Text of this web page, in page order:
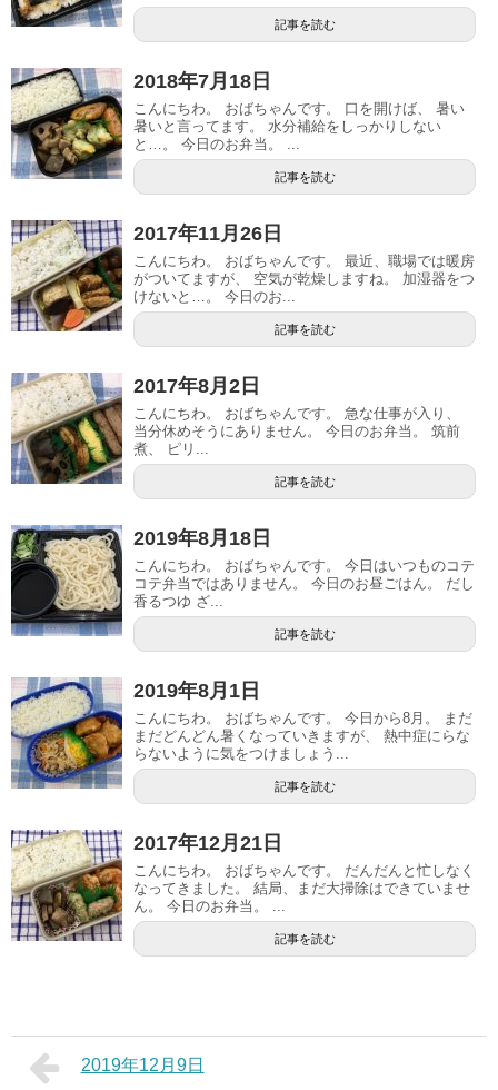
記事を読む
2018年7月18日
こんにちわ。 おばちゃんです。 口を開けば、 暑い
暑いと言ってます。 水分補給をしっかりしない
と…。 今日のお弁当。 ...
記事を読む
2017年11月26日
こんにちわ。 おばちゃんです。 最近、職場では暖房
がついてますが、 空気が乾燥しますね。 加湿器をつ
けないと…。 今日のお...
記事を読む
2017年8月2日
こんにちわ。 おばちゃんです。 急な仕事が入り、
当分休めそうにありません。 今日のお弁当。 筑前
煮、 ピリ...
記事を読む
2019年8月18日
こんにちわ。 おばちゃんです。 今日はいつものコテ
コテ弁当ではありません。 今日のお昼ごはん。 だし
香るつゆ ざ...
記事を読む
2019年8月1日
こんにちわ。 おばちゃんです。 今日から8月。 まだ
まだどんどん暑くなっていきますが、 熱中症にらな
らないように気をつけましょう...
記事を読む
2017年12月21日
こんにちわ。 おばちゃんです。 だんだんと忙しなく
なってきました。 結局、まだ大掃除はできていませ
ん。 今日のお弁当。 ...
記事を読む
2019年12月9日